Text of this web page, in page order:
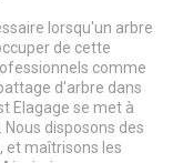
lorsqu'un arbre
de cette
comme
d'arbre dans
Elagage se met à
disposons des
et maîtrisons les